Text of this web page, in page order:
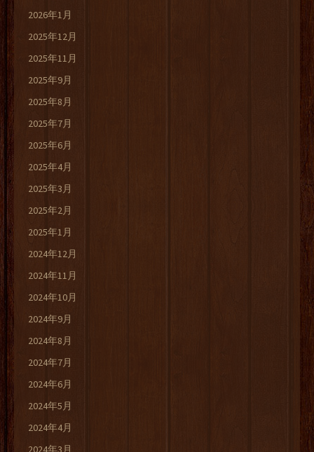
2026年1月
2025年12月
2025年11月
2025年9月
2025年8月
2025年7月
2025年6月
2025年4月
2025年3月
2025年2月
2025年1月
2024年12月
2024年11月
2024年10月
2024年9月
2024年8月
2024年7月
2024年6月
2024年5月
2024年4月
2024年3月